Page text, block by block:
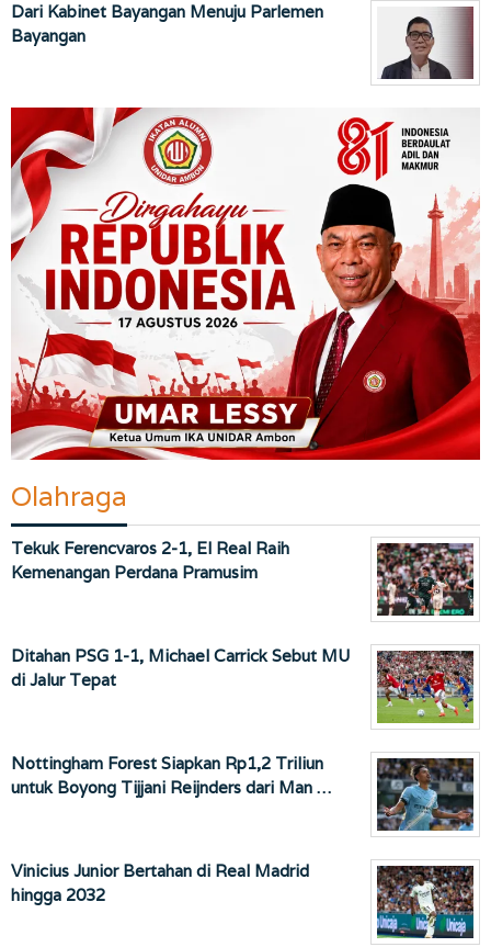
Dari Kabinet Bayangan Menuju Parlemen
Bayangan
Olahraga
Tekuk Ferencvaros 2-1, El Real Raih
Kemenangan Perdana Pramusim
Ditahan PSG 1-1, Michael Carrick Sebut MU
di Jalur Tepat
Nottingham Forest Siapkan Rp1,2 Triliun
untuk Boyong Tijjani Reijnders dari Man …
Vinicius Junior Bertahan di Real Madrid
hingga 2032